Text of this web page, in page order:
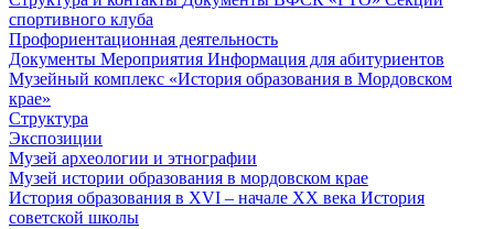
спортивного клуба
Профориентационная деятельность
Документы Мероприятия Информация для абитуриентов
Музейный комплекс «История образования в Мордовском
крае»
Структура
Экспозиции
Музей археологии и этнографии
Музей истории образования в мордовском крае
История образования в XVI – начале XX века История
советской школы